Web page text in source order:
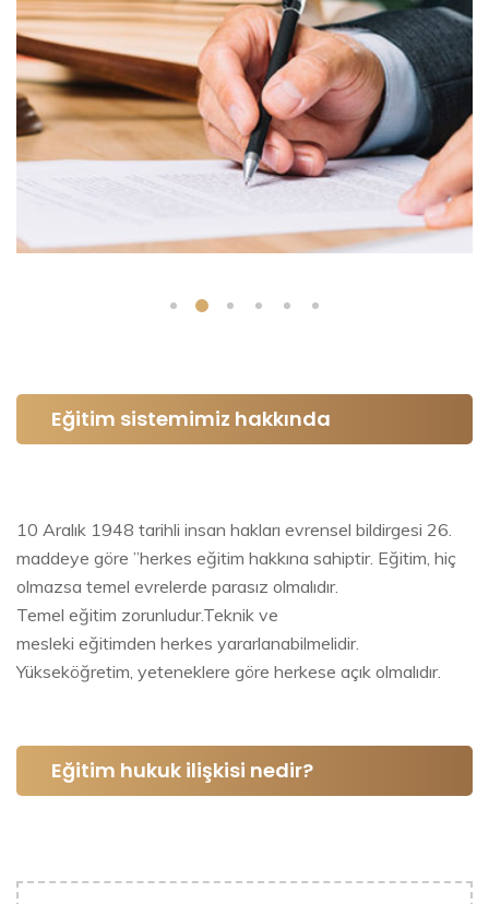
Eğitim sistemimiz hakkında
10 Aralık 1948 tarihli insan hakları evrensel bildirgesi 26.
maddeye göre ”herkes eğitim hakkına sahiptir. Eğitim, hiç
olmazsa temel evrelerde parasız olmalıdır.
Temel eğitim zorunludur.Teknik ve
mesleki eğitimden herkes yararlanabilmelidir.
Yükseköğretim, yeteneklere göre herkese açık olmalıdır.
Eğitim hukuk ilişkisi nedir?